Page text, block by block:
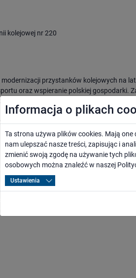
kolejowej nr 220
przystanków kolejowych na
oraz wspieranie polskiej gospodarki.
W skali całego kraju w
jest na liście rezerwowej). Na ten cel
przystankach. Kwota przeznaczona
otoczenia inwestycji oraz całego
się,
Informacja o plikach
Ta strona używa plików cookies. Mają
nam ulepszać nasze treści, zapisując i
zmienić swoją zgodę na używanie tych
osobowych można znaleźć w naszej
Ustawienia